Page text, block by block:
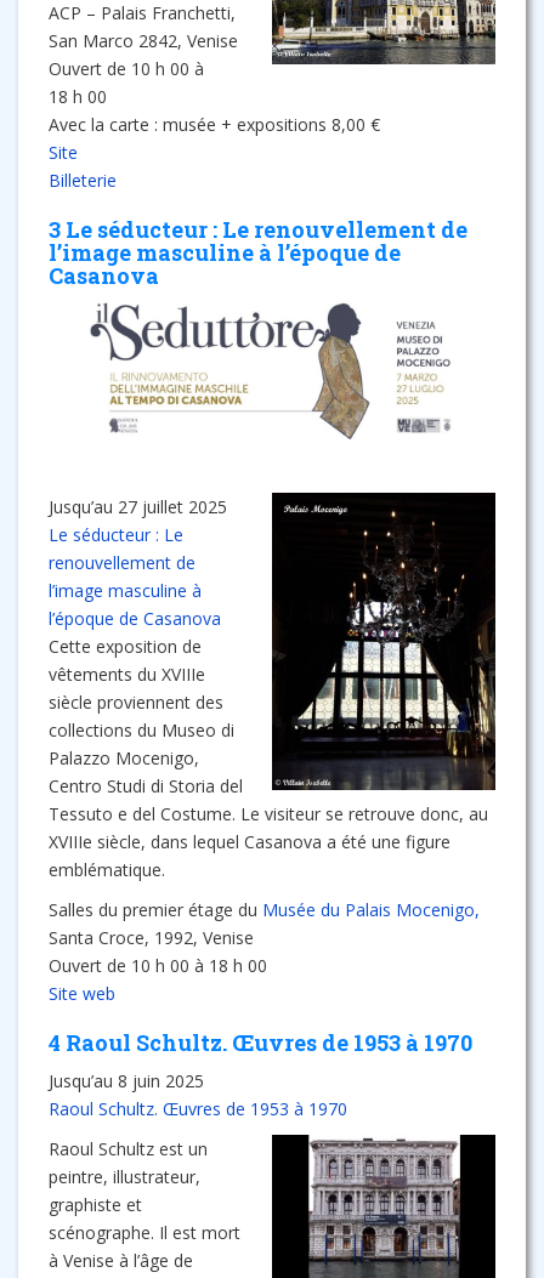
ACP – Palais Franchetti,
San Marco 2842, Venise
Ouvert de 10 h 00 à
18 h 00
Avec la carte : musée + expositions 8,00 €
Site
Billeterie
3 Le séducteur : Le renouvellement de
l’image masculine à l’époque de
Casanova
Jusqu’au 27 juillet 2025
Le séducteur : Le
renouvellement de
l’image masculine à
l’époque de Casanova
Cette exposition de
vêtements du XVIIIe
siècle proviennent des
collections du Museo di
Palazzo Mocenigo,
Centro Studi di Storia del
Tessuto e del Costume. Le visiteur se retrouve donc, au
XVIIIe siècle, dans lequel Casanova a été une figure
emblématique.
Salles du premier étage du Musée du Palais Mocenigo,
Santa Croce, 1992, Venise
Ouvert de 10 h 00 à 18 h 00
Site web
4 Raoul Schultz. Œuvres de 1953 à 1970
Jusqu’au 8 juin 2025
Raoul Schultz. Œuvres de 1953 à 1970
Raoul Schultz est un
peintre, illustrateur,
graphiste et
scénographe. Il est mort
à Venise à l’âge de